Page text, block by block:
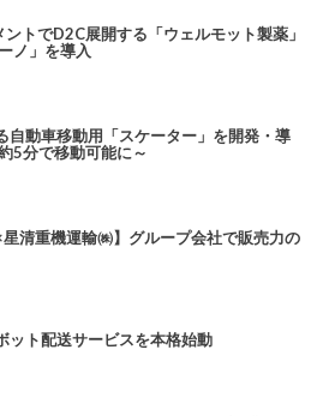
トでD2C展開する「ウェルモット製薬」
ノ」を導入
自動車移動用「スケーター」を開発・導
5分で移動可能に～
星清重機運輸㈱】グループ会社で販売力の
ット配送サービスを本格始動